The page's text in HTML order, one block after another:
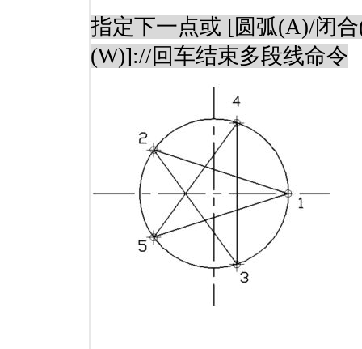
指定下一点或 [圆弧(A)/闭合
(W)]://回车结束多段线命令